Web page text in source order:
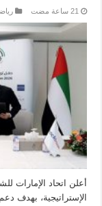
أعلن اتحاد الإمارات
الإستراتيجية، بهدف